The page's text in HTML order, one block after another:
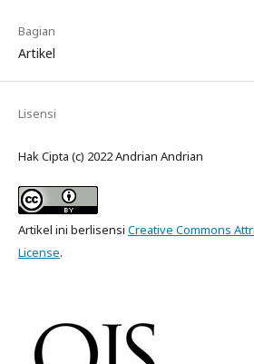
Bagian
Artikel
Lisensi
Hak Cipta (c) 2022 Andrian Andrian
Artikel ini berlisensi Creative Commons
License.